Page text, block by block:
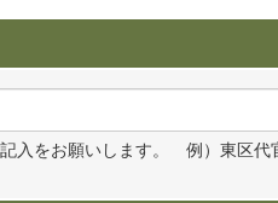
入をお願いします。 例）東区代